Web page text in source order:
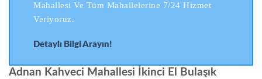
Mahallesi Ve Tüm Mahallelerine 7/24 Hizmet
Veriyoruz.
Detaylı Bilgi Arayın!
Adnan Kahveci Mahallesi İkinci El Bulaşık